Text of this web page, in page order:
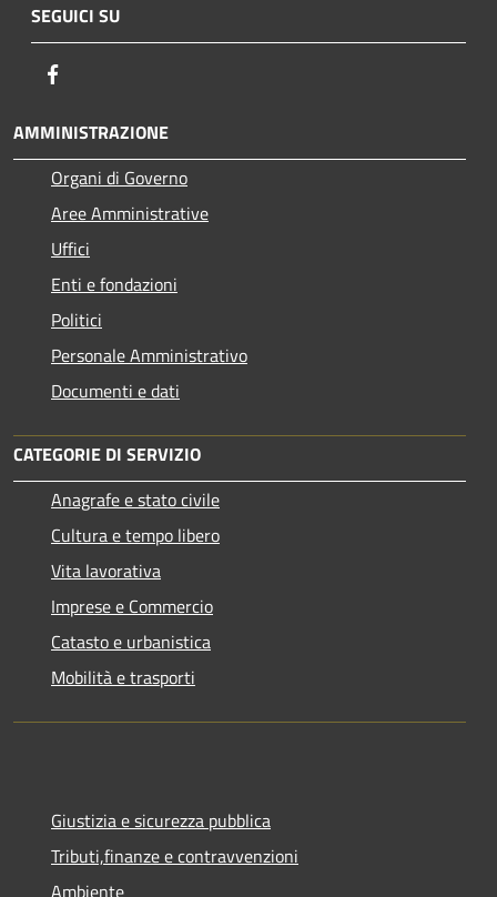
SEGUICI SU
AMMINISTRAZIONE
Organi di Governo
Aree Amministrative
Uffici
Enti e fondazioni
Politici
Personale Amministrativo
Documenti e dati
CATEGORIE DI SERVIZIO
Anagrafe e stato civile
Cultura e tempo libero
Vita lavorativa
Imprese e Commercio
Catasto e urbanistica
Mobilità e trasporti
Giustizia e sicurezza pubblica
Tributi,finanze e contravvenzioni
Ambiente